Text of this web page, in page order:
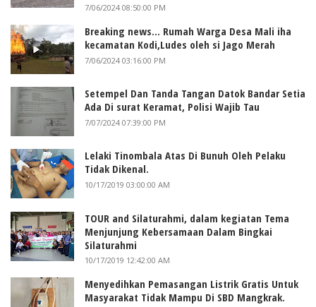
7/06/2024 08:50:00 PM
Breaking news... Rumah Warga Desa Mali iha
kecamatan Kodi,Ludes oleh si Jago Merah
7/06/2024 03:16:00 PM
Setempel Dan Tanda Tangan Datok Bandar Setia
Ada Di surat Keramat, Polisi Wajib Tau
7/07/2024 07:39:00 PM
Lelaki Tinombala Atas Di Bunuh Oleh Pelaku
Tidak Dikenal.
10/17/2019 03:00:00 AM
TOUR and Silaturahmi, dalam kegiatan Tema
Menjunjung Kebersamaan Dalam Bingkai
Silaturahmi
10/17/2019 12:42:00 AM
Menyedihkan Pemasangan Listrik Gratis Untuk
Masyarakat Tidak Mampu Di SBD Mangkrak.